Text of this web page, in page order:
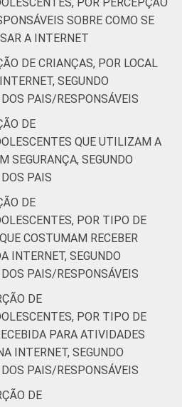
DE 38 22
estimuladas. Dados
setembro de 2013 e janeiro
2013 a jan/2014
SOBRE COMO SE
A INTERNET
DE CRIANÇAS, POR LOCAL
SEGUNDO
PAIS/RESPONSÁVEIS
DE
QUE UTILIZAM A
SEGURANÇA, SEGUNDO
PAIS
DE
POR TIPO DE
COSTUMAM RECEBER
INTERNET, SEGUNDO
PAIS/RESPONSÁVEIS
DE
POR TIPO DE
PARA ATIVIDADES
INTERNET, SEGUNDO
PAIS/RESPONSÁVEIS
DE